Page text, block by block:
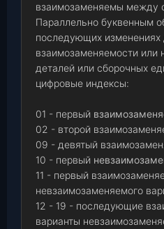
взаимозаменяемы между
Параллельно буквенным
последующих изменениях
взаимозаменяемости или
деталей или сборочных
цифровые индексы:
01 - первый
02 - второй
09 - девятый
10 - первый
11 - первый
невзаимозаменяемого
12 - 19 - последующие
варианты